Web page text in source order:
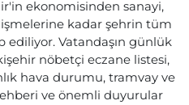
ekonomisinden sanayi,
kadar şehrin tüm
Vatandaşın günlük
nöbetçi eczane listesi,
hava durumu, tramvay ve
ve önemli duyurular